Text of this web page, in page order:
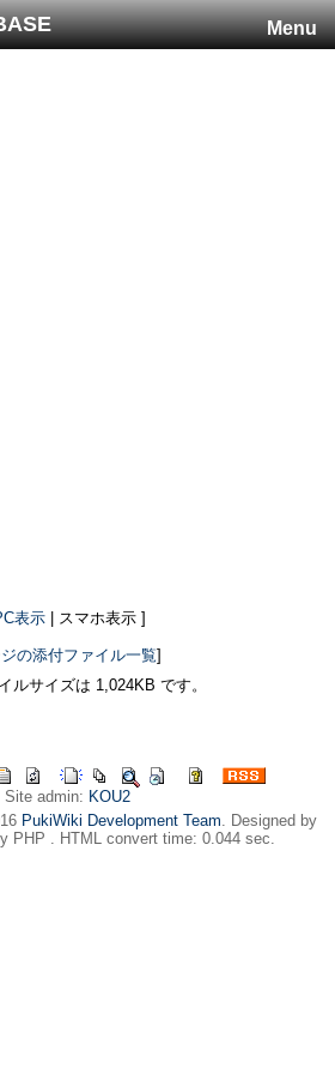
Menu
表示 | スマホ表示 ]
の添付ファイル一覧]
ルサイズは 1,024KB です。
Site admin: KOU2
PukiWiki Development Team. Designed by
PHP . HTML convert time: 0.044 sec.